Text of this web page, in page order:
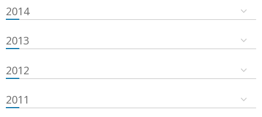
2014
2013
2012
2011